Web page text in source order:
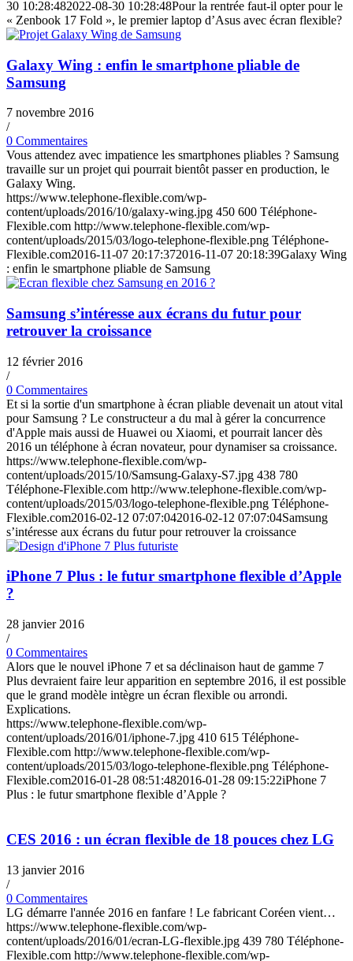
30 10:28:482022-08-30 10:28:48Pour la rentrée faut-il opter pour le
« Zenbook 17 Fold », le premier laptop d’Asus avec écran flexible?
Galaxy Wing : enfin le smartphone pliable de
Samsung
7 novembre 2016
/
0 Commentaires
Vous attendez avec impatience les smartphones pliables ? Samsung
travaille sur un projet qui pourrait bientôt passer en production, le
Galaxy Wing.
https://www.telephone-flexible.com/wp-
content/uploads/2016/10/galaxy-wing.jpg 450 600 Téléphone-
Flexible.com http://www.telephone-flexible.com/wp-
content/uploads/2015/03/logo-telephone-flexible.png Téléphone-
Flexible.com2016-11-07 20:17:372016-11-07 20:18:39Galaxy Wing
: enfin le smartphone pliable de Samsung
Samsung s’intéresse aux écrans du futur pour
retrouver la croissance
12 février 2016
/
0 Commentaires
Et si la sortie d'un smartphone à écran pliable devenait un atout vital
pour Samsung ? Le constructeur a du mal à gérer la concurrence
d'Apple mais aussi de Huawei ou Xiaomi, et pourrait lancer dès
2016 un téléphone à écran novateur, pour dynamiser sa croissance.
https://www.telephone-flexible.com/wp-
content/uploads/2015/10/Samsung-Galaxy-S7.jpg 438 780
Téléphone-Flexible.com http://www.telephone-flexible.com/wp-
content/uploads/2015/03/logo-telephone-flexible.png Téléphone-
Flexible.com2016-02-12 07:07:042016-02-12 07:07:04Samsung
s’intéresse aux écrans du futur pour retrouver la croissance
iPhone 7 Plus : le futur smartphone flexible d’Apple
?
28 janvier 2016
/
0 Commentaires
Alors que le nouvel iPhone 7 et sa déclinaison haut de gamme 7
Plus devraient faire leur apparition en septembre 2016, il est possible
que le grand modèle intègre un écran flexible ou arrondi.
Explications.
https://www.telephone-flexible.com/wp-
content/uploads/2016/01/iphone-7.jpg 410 615 Téléphone-
Flexible.com http://www.telephone-flexible.com/wp-
content/uploads/2015/03/logo-telephone-flexible.png Téléphone-
Flexible.com2016-01-28 08:51:482016-01-28 09:15:22iPhone 7
Plus : le futur smartphone flexible d’Apple ?
CES 2016 : un écran flexible de 18 pouces chez LG
13 janvier 2016
/
0 Commentaires
LG démarre l'année 2016 en fanfare ! Le fabricant Coréen vient…
https://www.telephone-flexible.com/wp-
content/uploads/2016/01/ecran-LG-flexible.jpg 439 780 Téléphone-
Flexible.com http://www.telephone-flexible.com/wp-